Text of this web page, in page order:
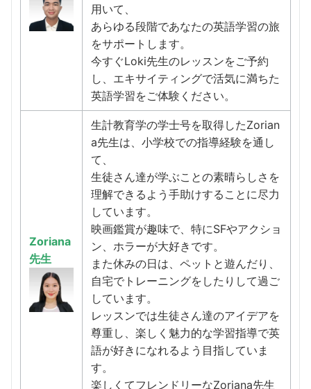
用いて、
あらゆる段階であなたの英語学習の旅
をサポートします。
今すぐLoki先生のレッスンをご予約
し、エキサイティングで活気に満ちた
英語学習をご体験ください。
Zoriana
先生
生計教育学の学士号を取得したZorian
a先生は、小学校での指導経験を通し
て、
生徒さん達が学ぶことの素晴らしさを
理解できるよう手助けすることに尽力
しています。
映画鑑賞が趣味で、特にSFやアクショ
ン、ホラーが大好きです。
また休みの日は、ペットと遊んだり、
自宅でトレーニングをしたりして過ご
しています。
レッスンでは生徒さん達のアイデアを
尊重し、楽しく魅力的な学習指導で英
語が好きになれるよう目指していま
す。
楽しくてフレンドリーなZoriana先生